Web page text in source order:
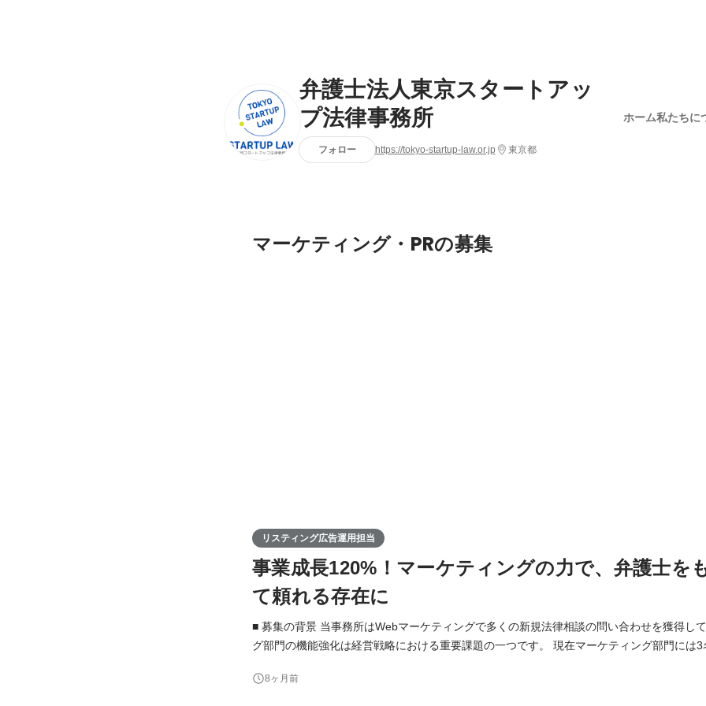
弁護士法人東京スタートアッ
プ法律事務所
フォロー https://tokyo-startup-law.or.jp 東京都
ホーム私たちに
マーケティング・PRの募集
リスティング広告運用担当
事業成長120%！マーケティングの力で、弁護士を
て頼れる存在に
■ 募集の背景 当事務所はWebマーケティングで多くの新規法律相談の問い合わせを獲得し
グ部門の機能強化は経営戦略における重要課題の一つです。 現在マーケティング部門には3名のメンバーが在籍
ベンダーの協力のもと日々のマーケティング業務を行っていますが、私たちは既存の広告運
8ヶ月前